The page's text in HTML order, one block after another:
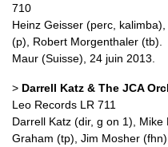
710
Heinz Geisser (perc,
(p), Robert Morgenthaler (tb).
Maur (Suisse), 24 juin 2013.
> Darrell Katz & The JCA
Leo Records LR 711
Darrell Katz (dir, g on 1),
Graham (tp), Jim Mosher